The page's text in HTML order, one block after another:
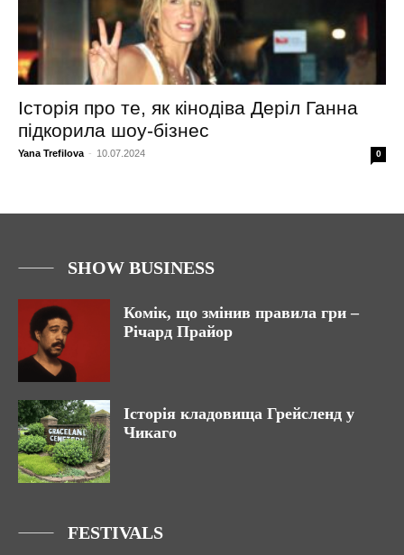
Історія про те, як кінодіва Деріл Ганна
підкорила шоу-бізнес
Yana Trefilova - 10.07.2024 0
SHOW BUSINESS
Комік, що змінив правила гри –
Річард Прайор
Історія кладовища Грейсленд у
Чикаго
FESTIVALS